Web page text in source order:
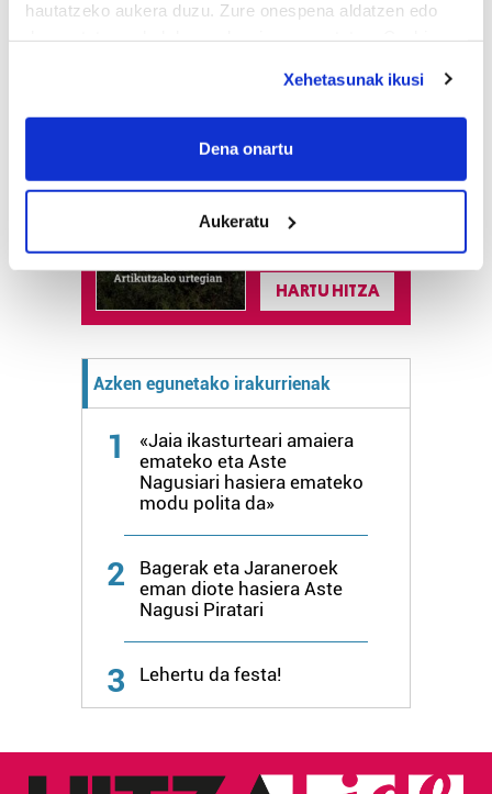
hautatzeko aukera duzu. Zure onespena aldatzen edo
If you allow, we would also like to:
Collect information about your geographical
meters
Identify your device by actively scanning it for
specific characteristics (fingerprinting)
Find out more about how your personal data is processed
and set your preferences in thedetails section.
Guk eta gure bazkideek zure datu pertsonalak
prozesatzen ditugu, zure IP zenbakia, besteak beste,
teknologia erabiliz, cookieak adibidez, iragarki eta eduki
pertsonalizatuak eskaintzeko, iragarkiak eta edukia
neurtzeko, jendeari buruzko informazioa biltzeko eta
produktuak garatzeko. Zure datuak nork eta zertarako
erabiltzen dituen hauta dezakezu.
Bazkide batzuek ez dizute baimenik eskatzen, eta beren
interes komertzial legitimoetan babesten dira. Ikusi gure
bazkideen zerrenda, beren ustez zein helburutarako
dezakezun ikusteko.
buruzko informazio gehiago eta ezarri zure lehentasunak
datuen atalean. Edozein unetan alda edo ken dezakezu
Xehetasunak ikusi
Dena onartu
Aukeratu
lekua hartu du
Artikutzako
2.500 zkia.
HARTU HITZA
Azken egunetako irakurrienak
1
«Jaia ikasturteari amaiera
emateko eta Aste
Nagusiari hasiera emateko
modu polita da»
2
Bagerak eta Jaraneroek
eman diote hasiera Aste
Nagusi Piratari
3 Lehertu da festa!